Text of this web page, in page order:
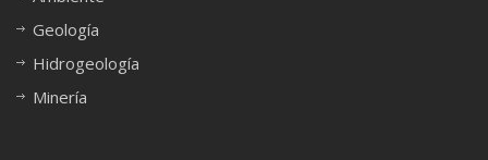
Geología
Hidrogeología
Minería